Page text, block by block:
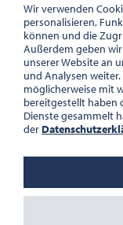
Förderungen
Logo
ÖSTERREICHISCHE
GESELLSCHAFT FÜR
PALAIS WILCZEK,
ZVR-NR.: 508018443
16:00 UHR, FR 10:00 –
Wir verwenden
personalisieren,
können und die
Außerdem geben
unserer Website an
und Analysen
möglicherweise mit
bereitgestellt haben
Dienste gesammelt
der